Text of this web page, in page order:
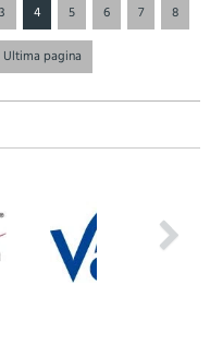
3 4 5 6 7
8
Ultima pagina